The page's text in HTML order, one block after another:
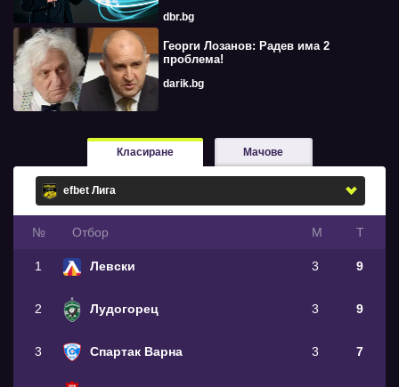
dbr.bg
Георги Лозанов: Радев има 2
проблема!
darik.bg
Класиране Мачове
№ Oтбор М Т
1 Левски 3 9
2 Лудогорец 3 9
3 Спартак Варна 3 7